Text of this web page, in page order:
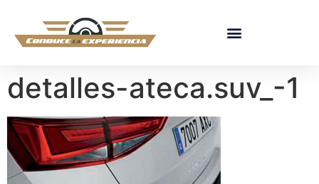
detalles-ateca.suv_-1